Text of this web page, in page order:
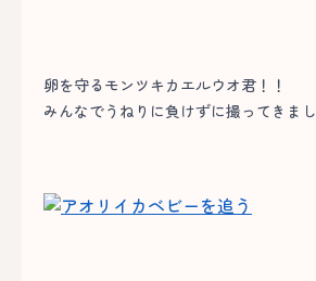
卵を守るモンツキカエルウオ君！！
みんなでうねりに負けずに撮ってきま